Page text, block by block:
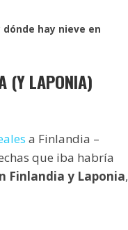
dónde hay nieve en
(Y LAPONIA)
a Finlandia –
que iba habría
Finlandia y Laponia,